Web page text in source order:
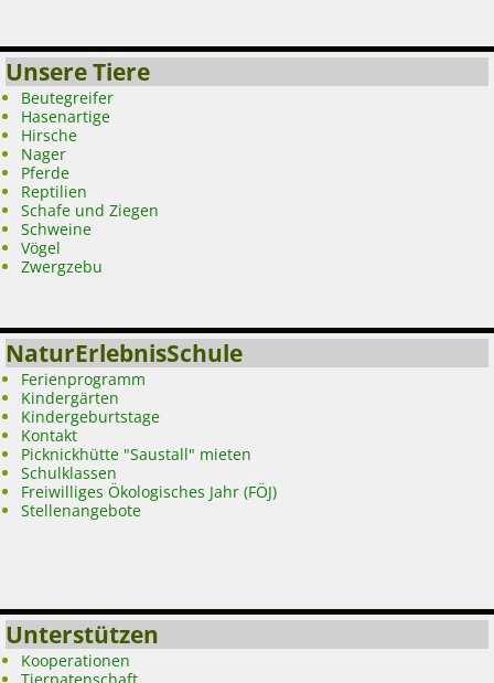
Unsere Tiere
Beutegreifer
Hasenartige
Hirsche
Nager
Pferde
Reptilien
Schafe und Ziegen
Schweine
Vögel
Zwergzebu
NaturErlebnisSchule
Ferienprogramm
Kindergärten
Kindergeburtstage
Kontakt
Picknickhütte "Saustall" mieten
Schulklassen
Freiwilliges Ökologisches Jahr (FÖJ)
Stellenangebote
Unterstützen
Kooperationen